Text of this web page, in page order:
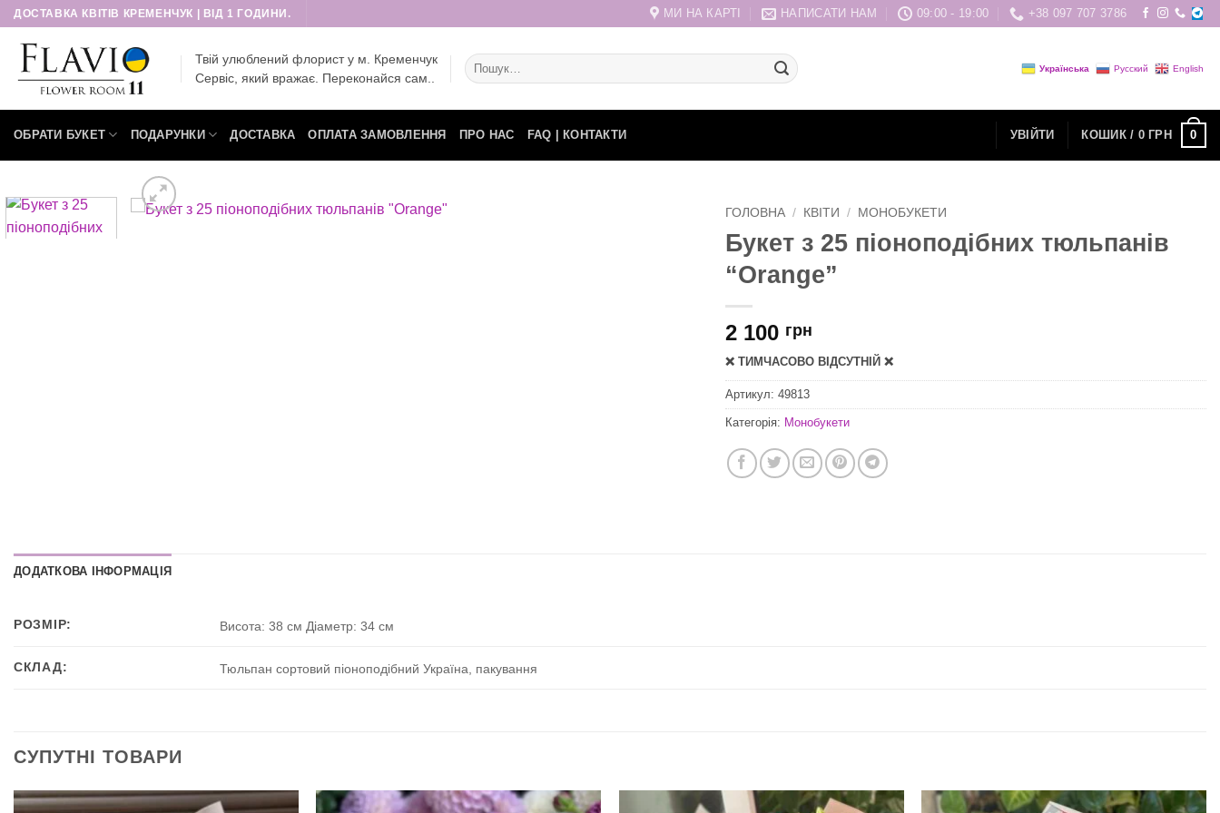
Пропустити
ДОСТАВКА КВІТІВ КРЕМЕНЧУК | ВІД 1 ГОДИНИ. МИ НА КАРТІ НАПИСАТИ НАМ 09:00 - 19:00 +38 097 707 3786
Твій улюблений флорист у м. Кременчук
Сервіс, який вражає. Переконайся сам..
Шукати:
Українська Русский English
ОБРАТИ БУКЕТ ПОДАРУНКИ ДОСТАВКА ОПЛАТА ЗАМОВЛЕННЯ ПРО НАС FAQ | КОНТАКТИ УВІЙТИ КОШИК / 0 ГРН 0
ГОЛОВНА / КВІТИ / МОНОБУКЕТИ
Букет з 25 піоноподібних тюльпанів
“Orange”
2 100 грн
❌ ТИМЧАСОВО ВІДСУТНІЙ ❌
Артикул: 49813
Категорія: Монобукети
ДОДАТКОВА ІНФОРМАЦІЯ
РОЗМІР: Висота: 38 см Діаметр: 34 см
СКЛАД: Тюльпан сортовий піоноподібний Україна, пакування
СУПУТНІ ТОВАРИ